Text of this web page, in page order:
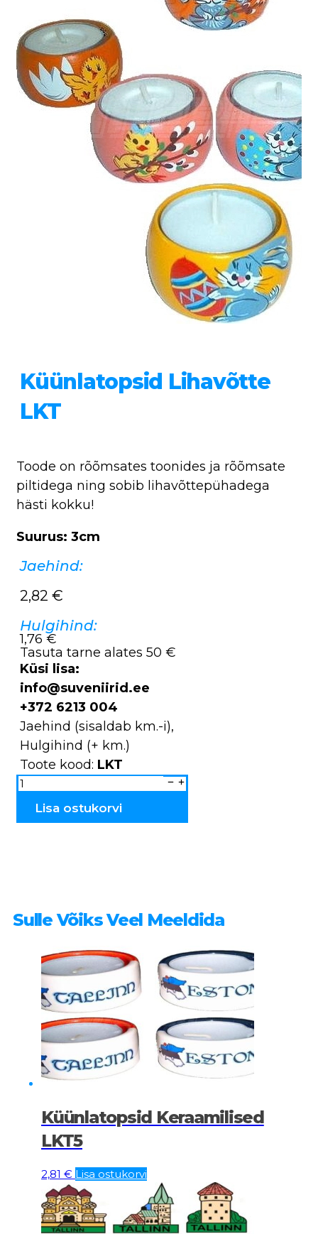
Küünlatopsid Lihavõtte
LKT
Toode on rõõmsates toonides ja rõõmsate
piltidega ning sobib lihavõttepühadega
hästi kokku!
Suurus: 3cm
Jaehind:
2,82 €
Hulgihind:
1,76 €
Tasuta tarne alates 50 €
Küsi lisa:
info@suveniirid.ee
+372 6213 004
Jaehind (sisaldab km.-i),
Hulgihind (+ km.)
Toote kood: LKT
Küünlatopsid
Lihavõtte
LKT
Lisa ostukorvi
Sulle Võiks Veel Meeldida
Küünlatopsid Keraamilised
LKT5
2,81 € Lisa ostukorvi